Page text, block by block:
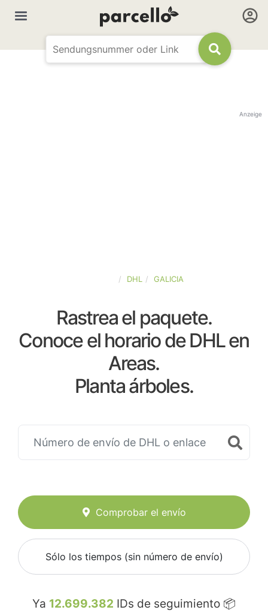
Anzeige
DHL GALICIA
Rastrea el paquete.
Conoce el horario de DHL en
Areas.
Planta árboles.
Comprobar el envío
Sólo los tiempos (sin número de envío)
Ya 12.699.382 IDs de seguimiento 📦